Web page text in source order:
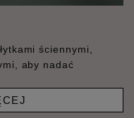
ściennymi,
aby nadać